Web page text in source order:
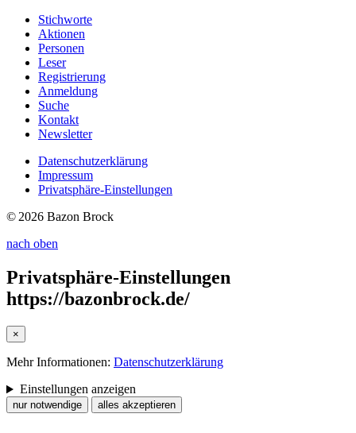
Stichworte
Aktionen
Personen
Leser
Registrierung
Anmeldung
Suche
Kontakt
Newsletter
Datenschutzerklärung
Impressum
Privatsphäre-Einstellungen
© 2026 Bazon Brock
nach oben
Privatsphäre-Einstellungen
https://bazonbrock.de/
×
Mehr Informationen: Datenschutzerklärung
Einstellungen anzeigen
nur notwendige alles akzeptieren